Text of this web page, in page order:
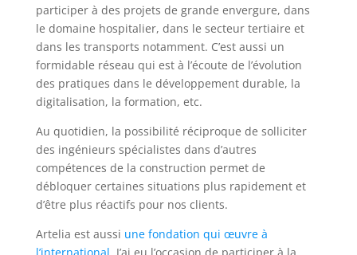
participer à des projets de grande envergure, dans
le domaine hospitalier, dans le secteur tertiaire et
dans les transports notamment. C’est aussi un
formidable réseau qui est à l’écoute de l’évolution
des pratiques dans le développement durable, la
digitalisation, la formation, etc.
Au quotidien, la possibilité réciproque de solliciter
des ingénieurs spécialistes dans d’autres
compétences de la construction permet de
débloquer certaines situations plus rapidement et
d’être plus réactifs pour nos clients.
Artelia est aussi une fondation qui œuvre à